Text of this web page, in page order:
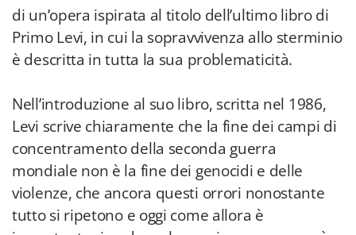
di un’opera ispirata al titolo dell’ultimo libro di
Primo Levi, in cui la sopravvivenza allo sterminio
è descritta in tutta la sua problematicità.
Nell’introduzione al suo libro, scritta nel 1986,
Levi scrive chiaramente che la fine dei campi di
concentramento della seconda guerra
mondiale non è la fine dei genocidi e delle
violenze, che ancora questi orrori nonostante
tutto si ripetono e oggi come allora è